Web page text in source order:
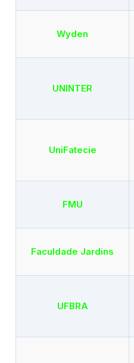
Wyden
UNINTER
UniFatecie
FMU
Faculdade Jardins
UFBRA